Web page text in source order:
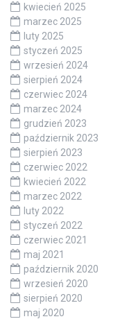
kwiecień 2025
marzec 2025
luty 2025
styczeń 2025
wrzesień 2024
sierpień 2024
czerwiec 2024
marzec 2024
grudzień 2023
październik 2023
sierpień 2023
czerwiec 2022
kwiecień 2022
marzec 2022
luty 2022
styczeń 2022
czerwiec 2021
maj 2021
październik 2020
wrzesień 2020
sierpień 2020
maj 2020